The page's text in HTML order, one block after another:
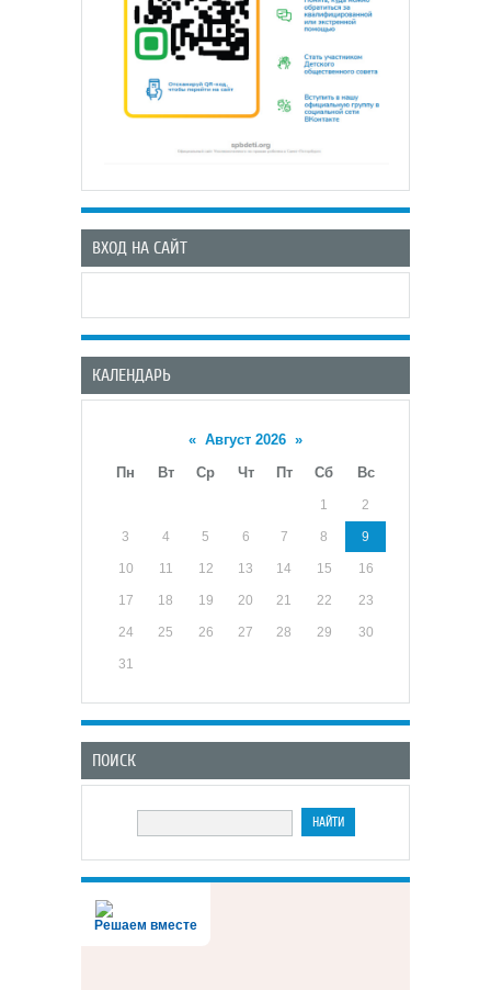
ВХОД НА САЙТ
КАЛЕНДАРЬ
« Август 2026 »
Пн
Вт Ср Чт Пт Сб Вс
1 2
3 4 5 6 7 8 9
10 11 12 13 14 15 16
17 18 19 20 21 22 23
24 25 26 27 28 29 30
31
ПОИСК
Решаем вместе